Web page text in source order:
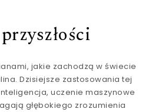
jakie zachodzą w świecie
Dzisiejsze zastosowania tej
uczenie maszynowe
głębokiego zrozumienia